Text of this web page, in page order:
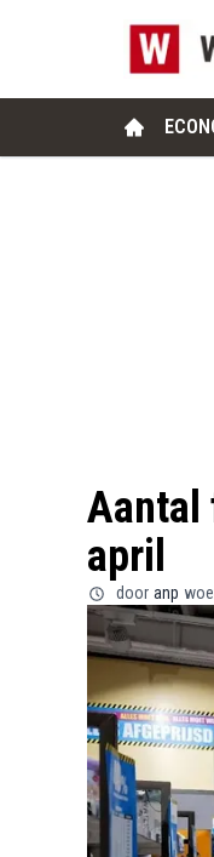
Aantal
april
door anp